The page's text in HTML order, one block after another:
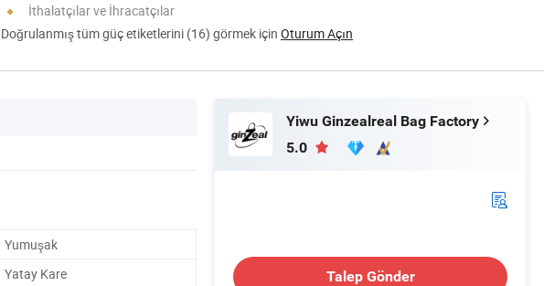
İthalatçılar ve İhracatçılar
Doğrulanmış tüm güç etiketlerini (16) görmek için Oturum Açın
Yumuşak
Yatay Kare
Yiwu Ginzealreal Bag Factory
5.0
Talep Gönder